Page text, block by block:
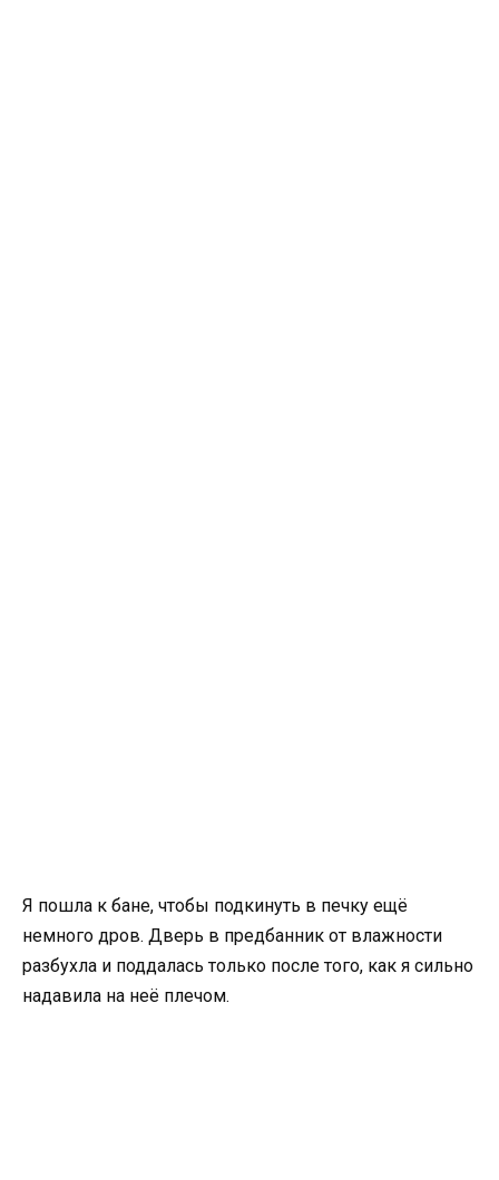
Я пошла к бане, чтобы подкинуть в печку ещё
немного дров. Дверь в предбанник от влажности
разбухла и поддалась только после того, как я сильно
надавила на неё плечом.